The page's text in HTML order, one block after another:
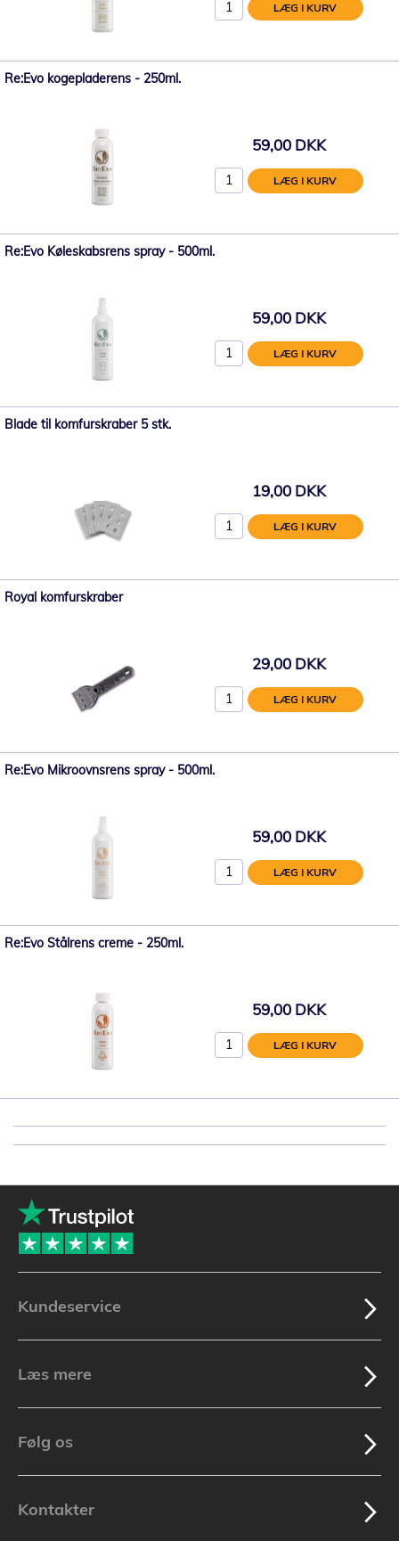
LÆG I KURV
Re:Evo kogepladerens - 250ml.
59,00 DKK
LÆG I KURV
Re:Evo Køleskabsrens spray - 500ml.
59,00 DKK
LÆG I KURV
Blade til komfurskraber 5 stk.
19,00 DKK
LÆG I KURV
Royal komfurskraber
29,00 DKK
LÆG I KURV
Re:Evo Mikroovnsrens spray - 500ml.
59,00 DKK
LÆG I KURV
Re:Evo Stålrens creme - 250ml.
59,00 DKK
LÆG I KURV
Kundeservice
Læs mere
Følg os
Kontakter